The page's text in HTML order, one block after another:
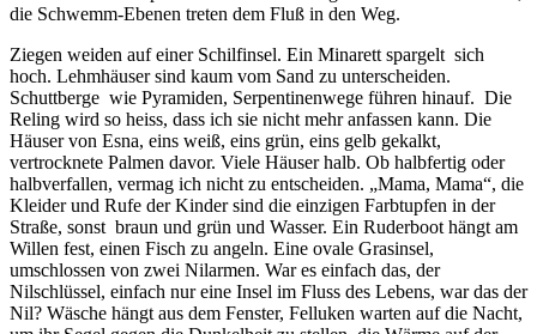
die Schwemm-Ebenen treten dem Fluß in den Weg.
Ziegen weiden auf einer Schilfinsel. Ein Minarett spargelt sich
hoch. Lehmhäuser sind kaum vom Sand zu unterscheiden.
Schuttberge wie Pyramiden, Serpentinenwege führen hinauf. Die
Reling wird so heiss, dass ich sie nicht mehr anfassen kann. Die
Häuser von Esna, eins weiß, eins grün, eins gelb gekalkt,
vertrocknete Palmen davor. Viele Häuser halb. Ob halbfertig oder
halbverfallen, vermag ich nicht zu entscheiden. „Mama, Mama“, die
Kleider und Rufe der Kinder sind die einzigen Farbtupfen in der
Straße, sonst braun und grün und Wasser. Ein Ruderboot hängt am
Willen fest, einen Fisch zu angeln. Eine ovale Grasinsel,
umschlossen von zwei Nilarmen. War es einfach das, der
Nilschlüssel, einfach nur eine Insel im Fluss des Lebens, war das der
Nil? Wäsche hängt aus dem Fenster, Felluken warten auf die Nacht,